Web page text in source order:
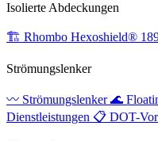
Isolierte Abdeckungen
🏗️ Rhombo Hexoshield®
Strömungslenker
〰️ Strömungslenker🌊
Dienstleistungen 📋 DOT-